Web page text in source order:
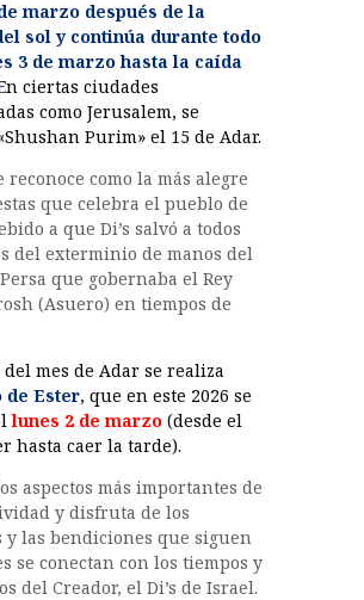
o
k
p
marzo después de la
sol y continúa durante todo
3 de marzo hasta la caída
ciertas ciudades
como Jerusalem, se
Purim» el 15 de Adar.
reconoce como la más alegre
que celebra el pueblo de
a que Di’s salvó a todos
del exterminio de manos del
que gobernaba el Rey
(Asuero) en tiempos de
del mes de Adar se realiza
de Ester, que en este 2026 se
lunes 2 de marzo (desde el
hasta caer la tarde).
aspectos más importantes de
y disfruta de los
y las bendiciones que siguen
se conectan con los tiempos y
del Creador, el Di’s de Israel.